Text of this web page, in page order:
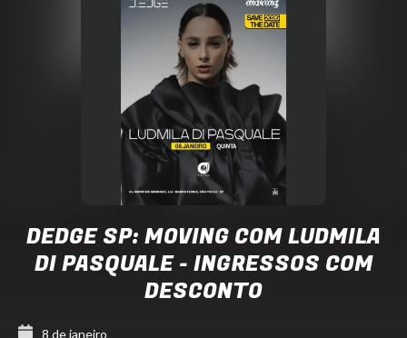
DEDGE SP: MOVING COM LUDMILA
DI PASQUALE - INGRESSOS COM
DESCONTO
8 de janeiro